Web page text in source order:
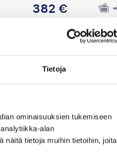
Tietoja
ominaisuuksien tukemiseen
alan
näitä tietoja muihin tietoihin, joita
382 €
Katso paketteja
304 €